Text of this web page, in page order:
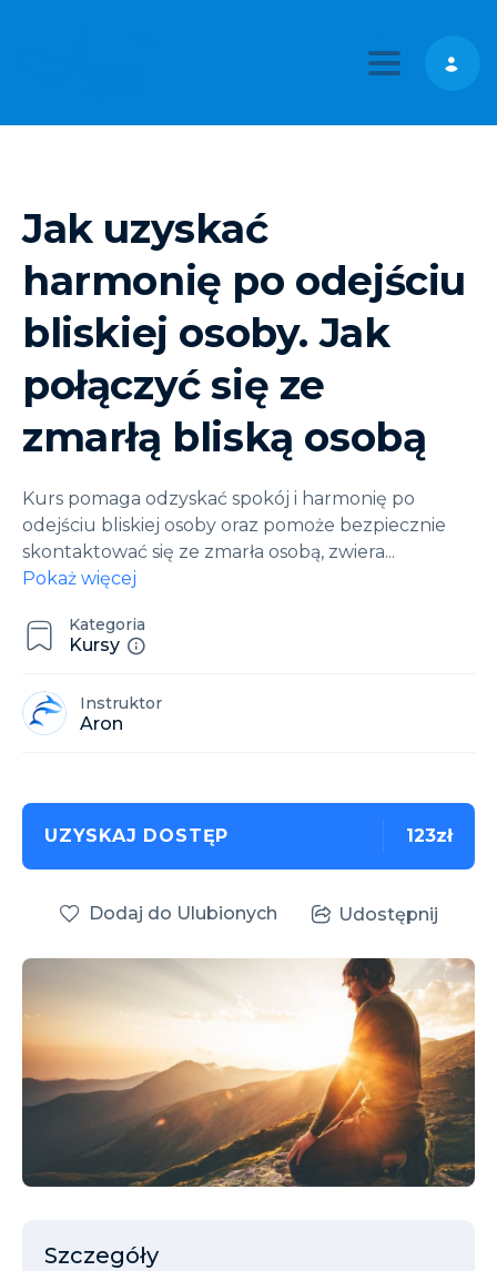
Toggle
Kategoria
Kursy
Instruktor
Aron
Jak uzyskać
harmonię po odejściu
bliskiej osoby. Jak
połączyć się ze
zmarłą bliską osobą
Kurs pomaga odzyskać spokój i harmonię po
odejściu bliskiej osoby oraz pomoże bezpiecznie
skontaktować się ze zmarła osobą, zwiera...
Pokaż więcej
UZYSKAJ DOSTĘP 123zł
Dodaj do Ulubionych Udostępnij
Szczegóły